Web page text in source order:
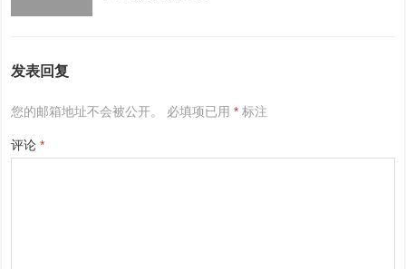
发表回复
您的邮箱地址不会被公开。 必填项已用* 标注
评论*